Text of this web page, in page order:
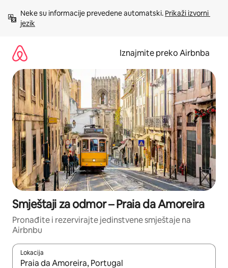
sadržaj
Neke su informacije prevedene automatski. Prikaži izvorni
jezik
Iznajmite preko Airbnba
Smještaji za odmor – Praia da Amoreira
Pronađite i rezervirajte jedinstvene smještaje na
Airbnbu
Lokacija
Kada budu dostupni rezultati, moći ćete ih pregledati